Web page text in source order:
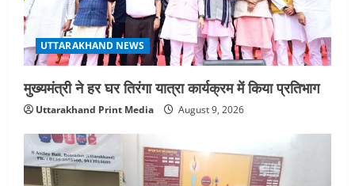
UTTARAKHAND NEWS
नाबार्ड ने राष्ट्रीय हथकरघा दिवस के अवसर पर
मुंबई में तीन दिवसीय प्रदर्शनी का आयोजन किया
August 7, 2026
5
UTTARAKHAND NEWS
जिलाधिकारी/जिला निर्वाचन अधिकारी ने
सहसपुर विधानसभा क्षेत्र के पोलिंग बूथों का
निरीक्षण कर एसआईआर आपत्ति निस्तारण
शिविर की व्यवस्थाओं का लिया जायजा
UTTARAKHAND NEWS
मुख्यमंत्री ने हर घर तिरंगा यात्रा कार्यक्रम में किया प्रतिभाग
Uttarakhand Print Media August 9, 2026